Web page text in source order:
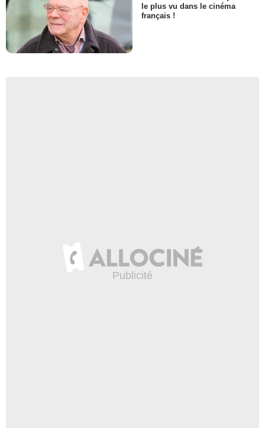
le plus vu dans le cinéma
français !